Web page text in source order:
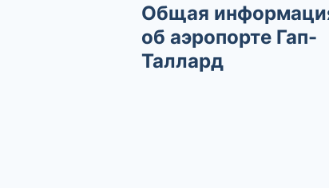
Общая
об аэропорте Гап-
Таллард